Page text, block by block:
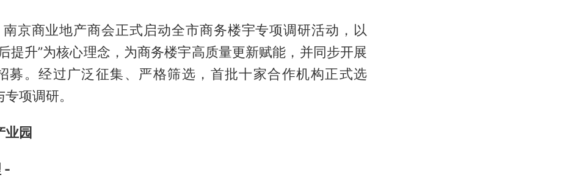
京商业地产商会正式启动全市商务楼宇专项调研活动，以
提升”为核心理念，为商务楼宇高质量更新赋能，并同步开展
募。经过广泛征集、严格筛选，首批十家合作机构正式选
项调研。
业园
-